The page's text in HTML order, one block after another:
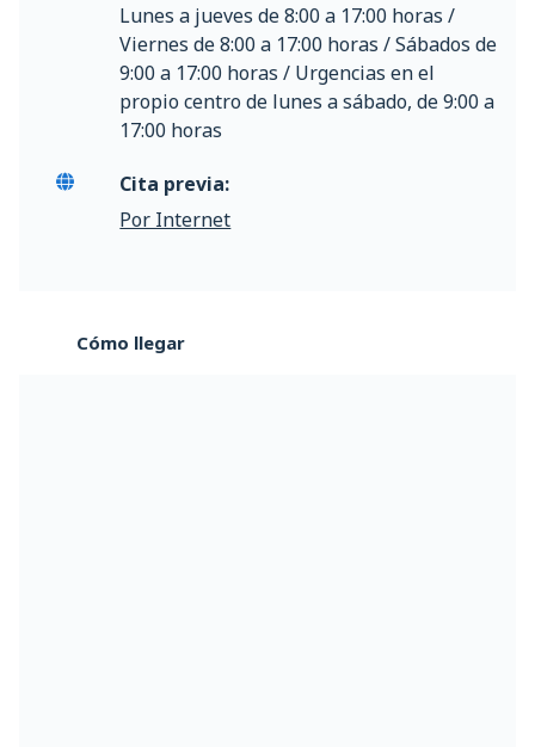
Lunes a jueves de 8:00 a 17:00 horas /
Viernes de 8:00 a 17:00 horas / Sábados de
9:00 a 17:00 horas / Urgencias en el
propio centro de lunes a sábado, de 9:00 a
17:00 horas
Cita previa:
Por Internet
Cómo llegar